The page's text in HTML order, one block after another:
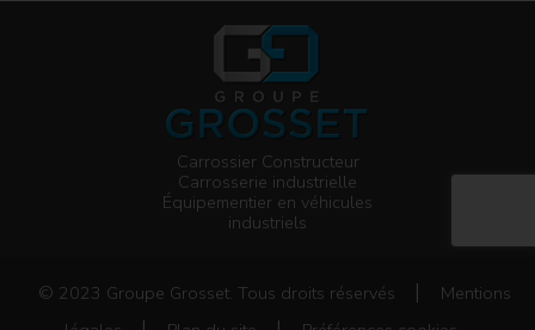
Carrossier Constructeur
Carrosserie industrielle
Équipementier en véhicules
industriels
© 2023 Groupe Grosset. Tous droits réservés |
Mentions